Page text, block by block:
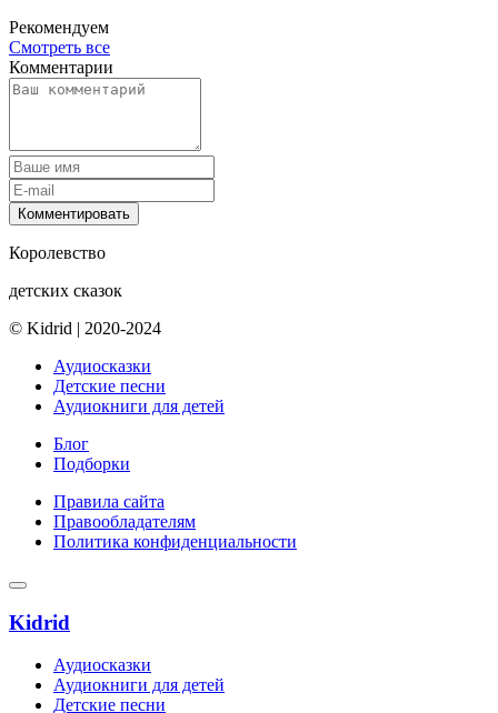
Рекомендуем
Смотреть все
Комментарии
Комментировать
Королевство
детских сказок
© Kidrid | 2020-2024
Аудиосказки
Детские песни
Аудиокниги для детей
Блог
Подборки
Правила сайта
Правообладателям
Политика конфиденциальности
Kidrid
Аудиосказки
Аудиокниги для детей
Детские песни